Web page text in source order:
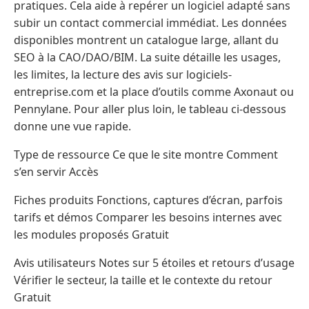
pratiques. Cela aide à repérer un logiciel adapté sans
subir un contact commercial immédiat. Les données
disponibles montrent un catalogue large, allant du
SEO à la CAO/DAO/BIM. La suite détaille les usages,
les limites, la lecture des avis sur logiciels-
entreprise.com et la place d’outils comme Axonaut ou
Pennylane. Pour aller plus loin, le tableau ci-dessous
donne une vue rapide.
Type de ressource Ce que le site montre Comment
s’en servir Accès
Fiches produits Fonctions, captures d’écran, parfois
tarifs et démos Comparer les besoins internes avec
les modules proposés Gratuit
Avis utilisateurs Notes sur 5 étoiles et retours d’usage
Vérifier le secteur, la taille et le contexte du retour
Gratuit